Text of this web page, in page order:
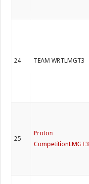
24 TEAM WRTLMGT3
25
Proton
CompetitionLMGT3